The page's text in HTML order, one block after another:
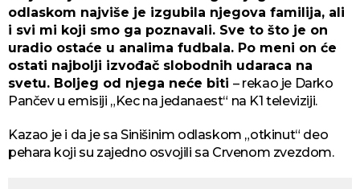
odlaskom najviše je izgubila njegova familija, ali
i svi mi koji smo ga poznavali. Sve to što je on
uradio ostaće u analima fudbala. Po meni on će
ostati najbolji izvođač slobodnih udaraca na
svetu. Boljeg od njega neće biti – rekao je Darko
Pančev u emisiji „Kec na jedanaest“ na K1 televiziji.
Kazao je i da je sa Sinišinim odlaskom „otkinut“ deo
pehara koji su zajedno osvojili sa Crvenom zvezdom.